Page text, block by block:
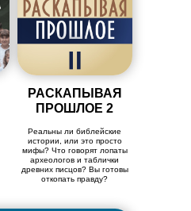
РАСКАПЫВАЯ
ПРОШЛОЕ 2
Реальны ли библейские
истории, или это просто
мифы? Что говорят лопаты
археологов и таблички
древних писцов? Вы готовы
откопать правду?